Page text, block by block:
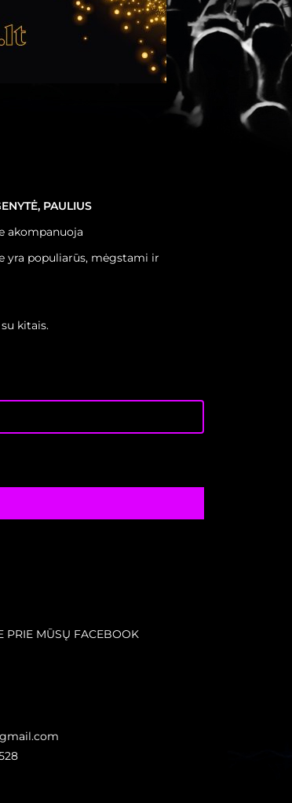
PAULIUS
akompanuoja
yra populiarūs, mėgstami ir
kitais.
PRIE MŪSŲ FACEBOOK